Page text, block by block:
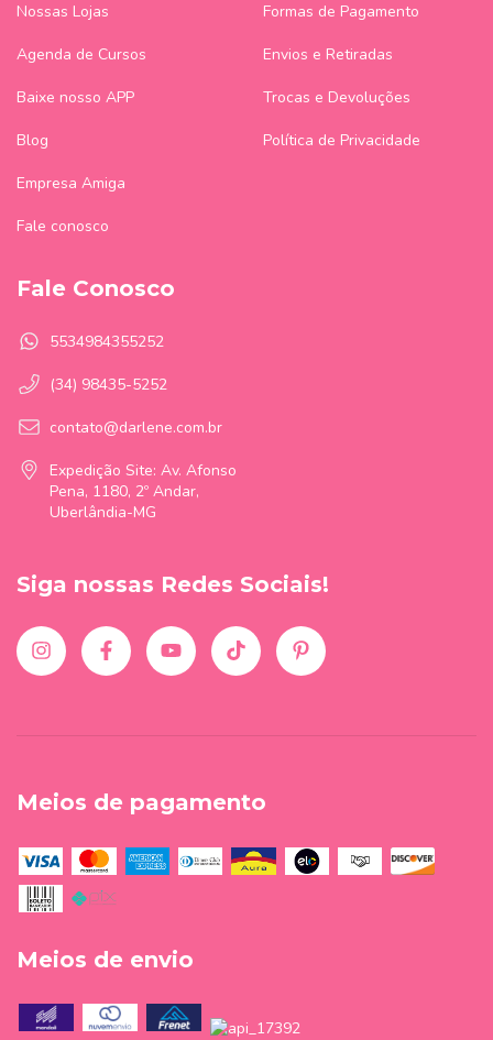
Nossas Lojas
Agenda de Cursos
Baixe nosso APP
Blog
Empresa Amiga
Fale conosco
Formas de Pagamento
Envios e Retiradas
Trocas e Devoluções
Política de Privacidade
Fale Conosco
5534984355252
(34) 98435-5252
contato@darlene.com.br
Expedição Site: Av. Afonso
Pena, 1180, 2º Andar,
Uberlândia-MG
Siga nossas Redes Sociais!
Meios de pagamento
Meios de envio